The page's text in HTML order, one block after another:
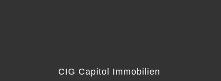
CIG Capitol Immobilien